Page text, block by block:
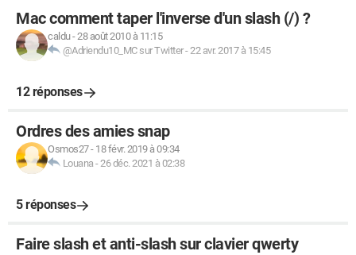
Mac comment taper l'inverse d'un slash (/) ?
caldu-28 août 2010 à 11:15
@Adriendu10_MC sur Twitter-22 avr. 2017 à 15:45
12 réponses
Ordres des amies snap
Osmos27- 18 févr. 2019 à 09:34
Louana -26 déc. 2021 à 02:38
5 réponses
Faire slash et anti-slash sur clavier qwerty